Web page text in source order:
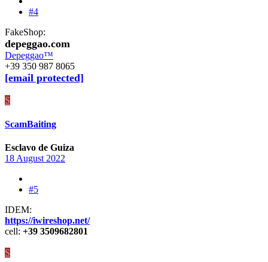
#4
FakeShop:
depeggao.com
Depeggao™
+39 350 987 8065
[email protected]
S
ScamBaiting
Esclavo de Guiza
18 August 2022
#5
IDEM:
https://iwireshop.net/
cell: +39 3509682801
S